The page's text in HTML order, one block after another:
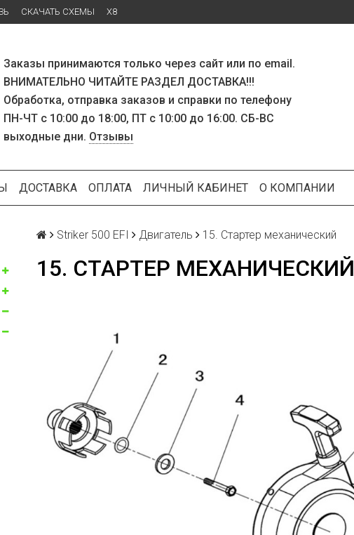
СКАЧАТЬ СХЕМЫ X8
Заказы принимаются только через сайт или по email.
ВНИМАТЕЛЬНО ЧИТАЙТЕ РАЗДЕЛ ДОСТАВКА!!!
Обработка, отправка заказов и справки по телефону
ПН-ЧТ с 10:00 до 18:00, ПТ с 10:00 до 16:00. СБ-ВС
выходные дни. Отзывы
ДОСТАВКА ОПЛАТА ЛИЧНЫЙ КАБИНЕТ О КОМПАНИИ
Striker 500 EFI Двигатель 15. Стартер механический
15. СТАРТЕР МЕХАНИЧЕСКИЙ